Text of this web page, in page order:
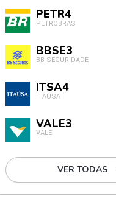
PETR4
PETROBRAS
BBSE3
BB SEGURIDADE
ITSA4
ITAÚSA
VALE3
VALE
VER TODAS